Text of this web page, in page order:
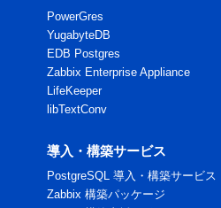
PowerGres
YugabyteDB
EDB Postgres
Zabbix Enterprise Appliance
LifeKeeper
libTextConv
導入・構築サービス
PostgreSQL 導入・構築サービス
Zabbix 構築パッケージ